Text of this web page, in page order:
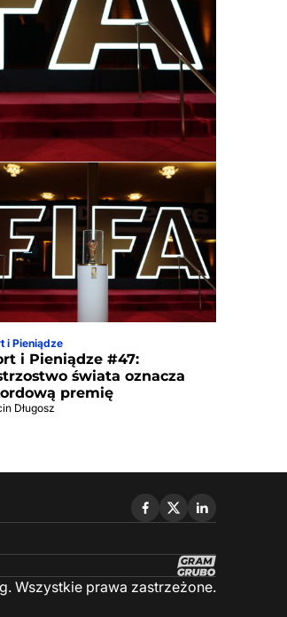
i Pieniądze
i Pieniądze #47:
świata oznacza
premię
Długosz
Wszystkie prawa zastrzeżone.